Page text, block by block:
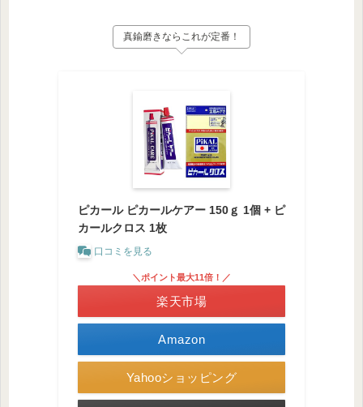
真鍮磨きならこれが定番！
ピカール ピカールケアー 150ｇ 1個 + ピ
カールクロス 1枚
口コミを見る
Amazon
＼ポイント最大11倍！／
楽天市場
Yahooショッピング